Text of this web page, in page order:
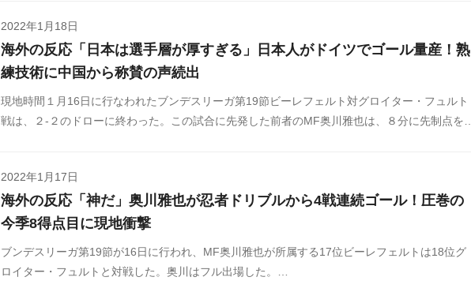
2022年1月18日
海外の反応「日本は選手層が厚すぎる」日本人がドイツでゴール量産！熟
練技術に中国から称賛の声続出
現地時間１月16日に行なわれたブンデスリーガ第19節ビーレフェルト対グロイター・フュルト
戦は、２-２のドローに終わった。この試合に先発した前者のMF奥川雅也は、８分に先制点を叩
2022年1月17日
海外の反応「神だ」奥川雅也が忍者ドリブルから4戦連続ゴール！圧巻の
今季8得点目に現地衝撃
ブンデスリーガ第19節が16日に行われ、MF奥川雅也が所属する17位ビーレフェルトは18位グ
ロイター・フュルトと対戦した。奥川はフル出場した。